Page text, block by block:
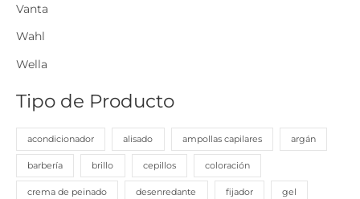
Vanta
Wahl
Wella
Tipo de Producto
acondicionador alisado ampollas capilares argán
barbería brillo cepillos coloración
crema de peinado desenredante fijador gel